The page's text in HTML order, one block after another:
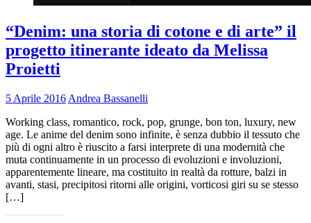
“Denim: una storia di cotone e di arte” il
progetto itinerante ideato da Melissa
Proietti
5 Aprile 2016 Andrea Bassanelli
Working class, romantico, rock, pop, grunge, bon ton, luxury, new
age. Le anime del denim sono infinite, è senza dubbio il tessuto che
più di ogni altro è riuscito a farsi interprete di una modernità che
muta continuamente in un processo di evoluzioni e involuzioni,
apparentemente lineare, ma costituito in realtà da rotture, balzi in
avanti, stasi, precipitosi ritorni alle origini, vorticosi giri su se stesso
[…]